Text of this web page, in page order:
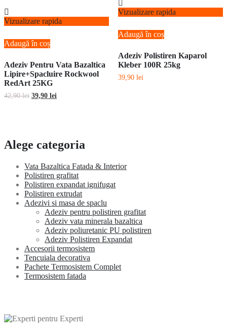
Vizualizare rapida
Adaugă în coș
Adeziv Pentru Vata Bazaltica
Lipire+Spacluire Rockwool
RedArt 25KG
42,90lei Prețul
39,90 lei
Vizualizare rapida
Adaugă în coș
Adeziv Polistiren Kaparol
Kleber 100R 25kg
39,90 lei
Alege categoria
Vata Bazaltica Fatada & Interior
Polistiren grafitat
Polistiren expandat ignifugat
Polistiren extrudat
Adezivi si masa de spaclu
Adeziv pentru polistiren grafitat
Adeziv vata minerala bazaltica
Adeziv poliuretanic PU polistiren
Adeziv Polistiren Expandat
Accesorii termosistem
Tencuiala decorativa
Pachete Termosistem Complet
Termosistem fatada